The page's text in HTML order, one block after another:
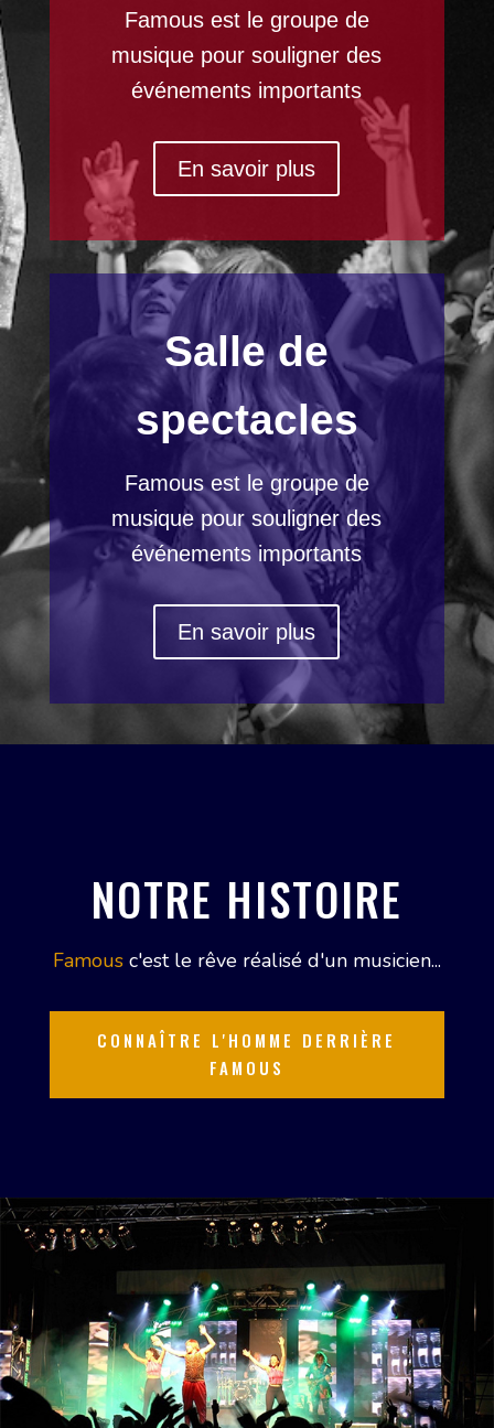
Famous est le groupe de
musique pour souligner des
événements importants
En savoir plus
Salle de
spectacles
Famousest legroupe de
musique pour souligner des
événementsimportants
En savoir plus
NOTRE HISTOIRE
Famousc'est le rêve réalisé d'un musicien...
CONNAÎTRE L'HOMME DERRIÈRE
FAMOUS